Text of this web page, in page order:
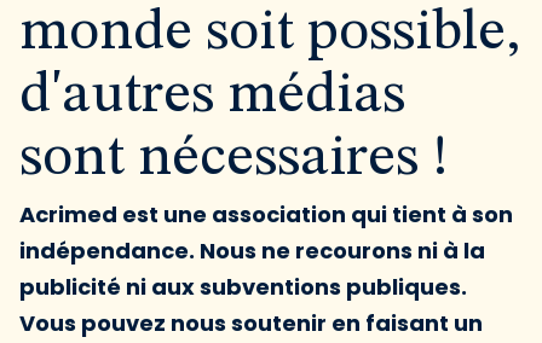
monde soit possible,
d'autres médias
sont nécessaires !
Acrimed est une association qui tient à son
indépendance. Nous ne recourons ni à la
publicité ni aux subventions publiques.
Vous pouvez nous soutenir en faisant un